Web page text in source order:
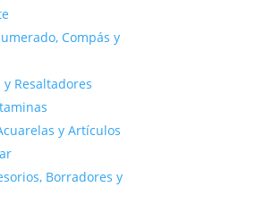
Compás y
Resaltadores
y Artículos
Borradores y